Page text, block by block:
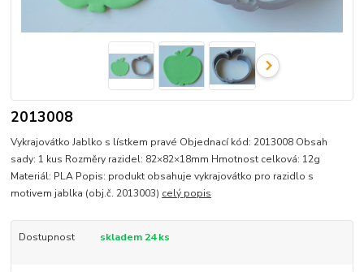
2013008
Vykrajovátko Jablko s lístkem pravé Objednací kód: 2013008 Obsah
sady: 1 kus Rozměry razidel: 82×82×18mm Hmotnost celková: 12g
Materiál: PLA Popis: produkt obsahuje vykrajovátko pro razidlo s
motivem jablka (obj.č. 2013003) celý popis
Dostupnost skladem 24 ks